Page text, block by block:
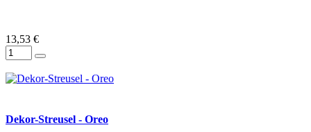
13,53 €
Dekor-Streusel - Oreo